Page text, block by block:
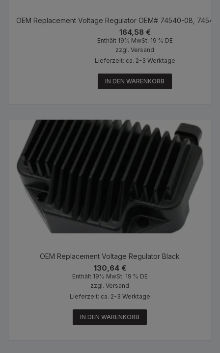
OEM Replacement Voltage Regulator OEM# 74540-08,
164,58 €
Enthält 19% MwSt. 19 % DE
zzgl.Versand
Lieferzeit: ca. 2-3 Werktage
IN DEN WARENKORB
OEM Replacement Voltage Regulator Black
130,64 €
Enthält 19% MwSt. 19 % DE
zzgl.Versand
Lieferzeit: ca. 2-3 Werktage
IN DEN WARENKORB